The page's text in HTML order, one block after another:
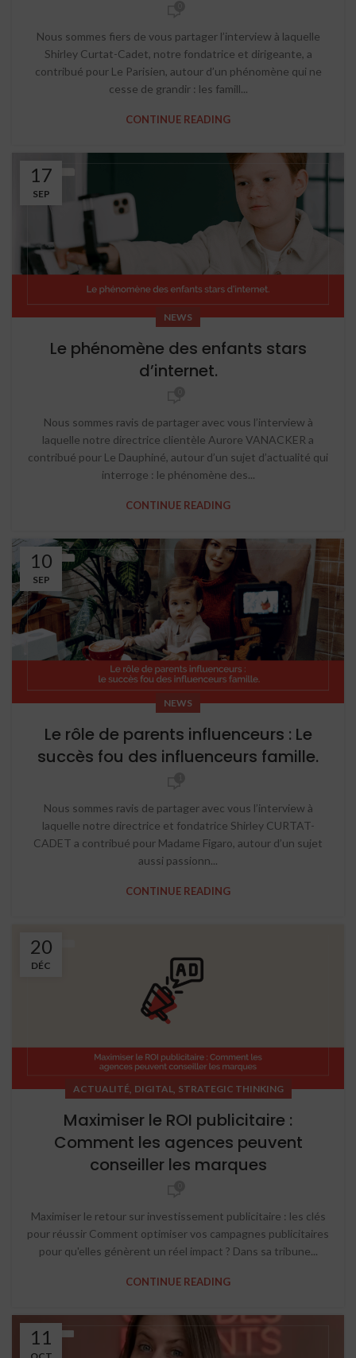
Nous sommes fiers de vous partager l’interview à laquelle
Shirley Curtat-Cadet, notre fondatrice et dirigeante, a
contribué pour Le Parisien, autour d’un phénomène qui ne
cesse de grandir : les famill...
CONTINUE READING
17
SEP
NEWS
Le phénomène des enfants stars
d’internet.
Nous sommes ravis de partager avec vous l’interview à
laquelle notre directrice clientèle Aurore VANACKER a
contribué pour Le Dauphiné, autour d’un sujet d’actualité qui
interroge : le phénomène des...
CONTINUE READING
10
SEP
NEWS
Le rôle de parents influenceurs : Le
succès fou des influenceurs famille.
Nous sommes ravis de partager avec vous l’interview à
laquelle notre directrice et fondatrice Shirley CURTAT-
CADET a contribué pour Madame Figaro, autour d’un sujet
aussi passionn...
CONTINUE READING
20
DÉC
ACTUALITÉ, DIGITAL, STRATEGIC THINKING
Maximiser le ROI publicitaire :
Comment les agences peuvent
conseiller les marques
Maximiser le retour sur investissement publicitaire : les clés
pour réussir Comment optimiser vos campagnes publicitaires
pour qu'elles génèrent un réel impact ? Dans sa tribune...
CONTINUE READING
11